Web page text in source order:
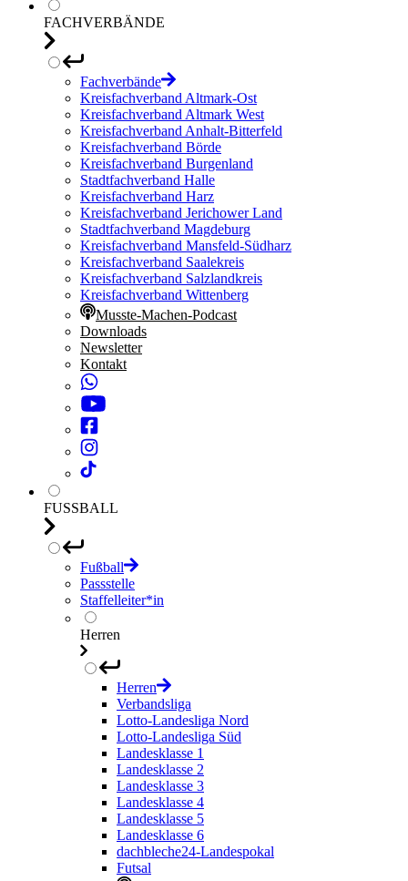
FACHVERBÄNDE
Fachverbände
Kreisfachverband Altmark-Ost
Kreisfachverband Altmark West
Kreisfachverband Anhalt-Bitterfeld
Kreisfachverband Börde
Kreisfachverband Burgenland
Stadtfachverband Halle
Kreisfachverband Harz
Kreisfachverband Jerichower Land
Stadtfachverband Magdeburg
Kreisfachverband Mansfeld-Südharz
Kreisfachverband Saalekreis
Kreisfachverband Salzlandkreis
Kreisfachverband Wittenberg
Musste-Machen-Podcast
Downloads
Newsletter
Kontakt
FUSSBALL
Fußball
Passstelle
Staffelleiter*in
Herren
Herren
Verbandsliga
Lotto-Landesliga Nord
Lotto-Landesliga Süd
Landesklasse 1
Landesklasse 2
Landesklasse 3
Landesklasse 4
Landesklasse 5
Landesklasse 6
dachbleche24-Landespokal
Futsal